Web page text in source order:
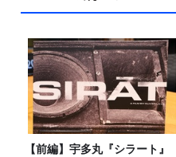
【前編】宇多丸『シラート』